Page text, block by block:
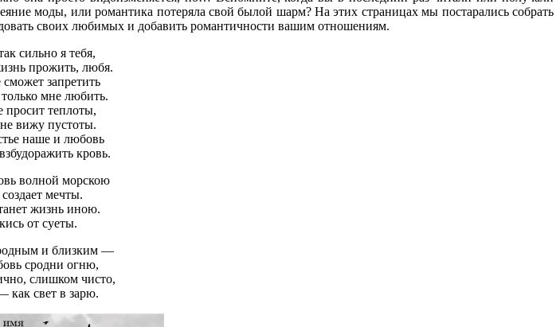
моды, или романтика потеряла свой былой шарм? На этих страницах мы постарались собрать
своих любимых и добавить романтичности вашим отношениям.
сильно я тебя,
прожить, любя.
запретить
мне любить.
просит теплоты,
вижу пустоты.
наше и любовь
кровь.
волной морскою
мечты.
жизнь иною.
от суеты.
и близким —
сродни огню,
слишком чисто,
как свет в зарю.